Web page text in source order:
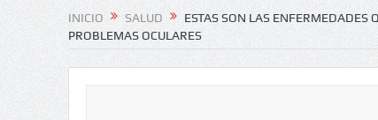
INICIO SALUD
ESTAS SON LAS ENFERMEDADES
PROBLEMAS OCULARES